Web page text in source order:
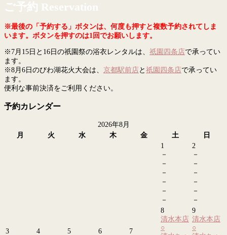
ご予約 Reservation
※最後の「予約する」ボタンは、何度も押すと複数予約されてしま
います。ボタンを押すのは1回でお願いします。
※7月15日と16日の祇園祭の浴衣レンタルは、 祇園四条店で承ってい
ます。
※8月6日のびわ湖花火大会は、 京都駅前店 と 祇園四条店で承ってい
ます。
便利な事前決済をご利用ください。
予約カレンダー
2026年8月
月
火 水 木 金 土
日
1
－
－
－
－
－
－
2
－
－
－
－
－
－
3
4
5
6
7
8
清水本店
○
9
清水本店
○